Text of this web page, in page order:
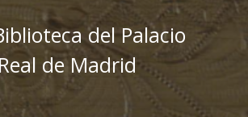
del Palacio
Real de Madrid